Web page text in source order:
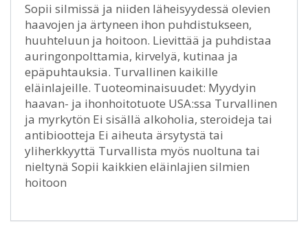
Sopii silmissä ja niiden läheisyydessä olevien
haavojen ja ärtyneen ihon puhdistukseen,
huuhteluun ja hoitoon. Lievittää ja puhdistaa
auringonpolttamia, kirvelyä, kutinaa ja
epäpuhtauksia. Turvallinen kaikille
eläinlajeille. Tuoteominaisuudet: Myydyin
haavan- ja ihonhoitotuote USA:ssa Turvallinen
ja myrkytön Ei sisällä alkoholia, steroideja tai
antibiootteja Ei aiheuta ärsytystä tai
yliherkkyyttä Turvallista myös nuoltuna tai
nieltynä Sopii kaikkien eläinlajien silmien
hoitoon